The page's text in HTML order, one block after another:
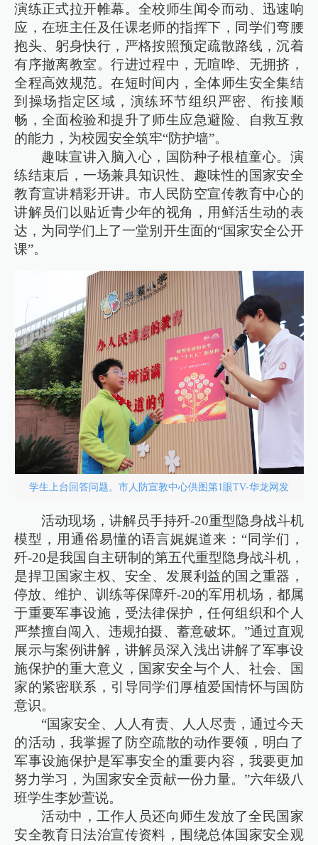
演练正式拉开帷幕。全校师生闻令而动、迅速响
应，在班主任及任课老师的指挥下，同学们弯腰
抱头、躬身快行，严格按照预定疏散路线，沉着
有序撤离教室。行进过程中，无喧哗、无拥挤，
全程高效规范。在短时间内，全体师生安全集结
到操场指定区域，演练环节组织严密、衔接顺
畅，全面检验和提升了师生应急避险、自救互救
的能力，为校园安全筑牢“防护墙”。
趣味宣讲入脑入心，国防种子根植童心。演
练结束后，一场兼具知识性、趣味性的国家安全
教育宣讲精彩开讲。市人民防空宣传教育中心的
讲解员们以贴近青少年的视角，用鲜活生动的表
达，为同学们上了一堂别开生面的“国家安全公开
课”。
学生上台回答问题。市人防宣教中心供图第1眼TV-华龙网发
活动现场，讲解员手持歼-20重型隐身战斗机
模型，用通俗易懂的语言娓娓道来：“同学们，
歼-20是我国自主研制的第五代重型隐身战斗机，
是捍卫国家主权、安全、发展利益的国之重器，
停放、维护、训练等保障歼-20的军用机场，都属
于重要军事设施，受法律保护，任何组织和个人
严禁擅自闯入、违规拍摄、蓄意破坏。”通过直观
展示与案例讲解，讲解员深入浅出讲解了军事设
施保护的重大意义，国家安全与个人、社会、国
家的紧密联系，引导同学们厚植爱国情怀与国防
意识。
“国家安全、人人有责、人人尽责，通过今天
的活动，我掌握了防空疏散的动作要领，明白了
军事设施保护是军事安全的重要内容，我要更加
努力学习，为国家安全贡献一份力量。”六年级八
班学生李妙萱说。
活动中，工作人员还向师生发放了全民国家
安全教育日法治宣传资料，围绕总体国家安全观